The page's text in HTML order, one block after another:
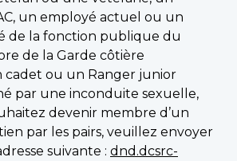
un employé actuel ou un
de la fonction publique du
de la Garde côtière
cadet ou un Ranger junior
par une inconduite sexuelle,
devenir membre d’un
par les pairs, veuillez envoyer
suivante : dnd.dcsrc-